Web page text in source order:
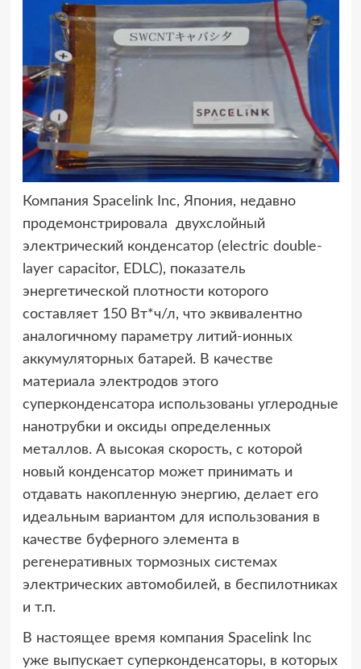
Компания Spacelink Inc, Япония, недавно
продемонстрировала двухслойный
электрический конденсатор (electric double-
layer capacitor, EDLC), показатель
энергетической плотности которого
составляет 150 Вт*ч/л, что эквивалентно
аналогичному параметру литий-ионных
аккумуляторных батарей. В качестве
материала электродов этого
суперконденсатора использованы углеродные
нанотрубки и оксиды определенных
металлов. А высокая скорость, с которой
новый конденсатор может принимать и
отдавать накопленную энергию, делает его
идеальным вариантом для использования в
качестве буферного элемента в
регенеративных тормозных системах
электрических автомобилей, в беспилотниках
и т.п.
В настоящее время компания Spacelink Inc
уже выпускает суперконденсаторы, в которых